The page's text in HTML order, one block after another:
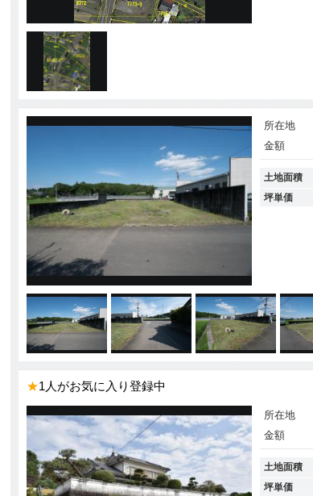
所在地
金額
土地面積
坪単価
★1人がお気に入り登録中
所在地
金額
土地面積
坪単価